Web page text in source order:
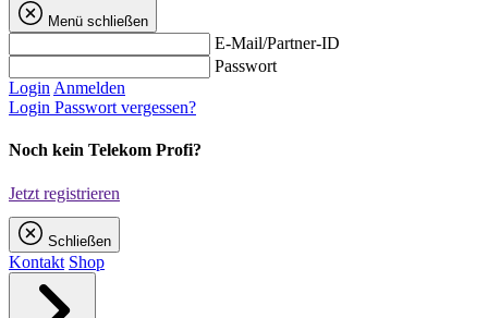
Menü schließen
E-Mail/Partner-ID
Passwort
Login Anmelden
Login Passwort vergessen?
Noch kein Telekom Profi?
Jetzt registrieren
Schließen
Kontakt Shop